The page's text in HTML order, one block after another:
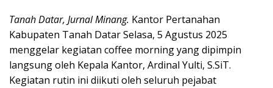
Tanah Datar, Jurnal Minang. Kantor Pertanahan
Kabupaten Tanah Datar Selasa, 5 Agustus 2025
menggelar kegiatan coffee morning yang dipimpin
langsung oleh Kepala Kantor, Ardinal Yulti, S.SiT.
Kegiatan rutin ini diikuti oleh seluruh pejabat